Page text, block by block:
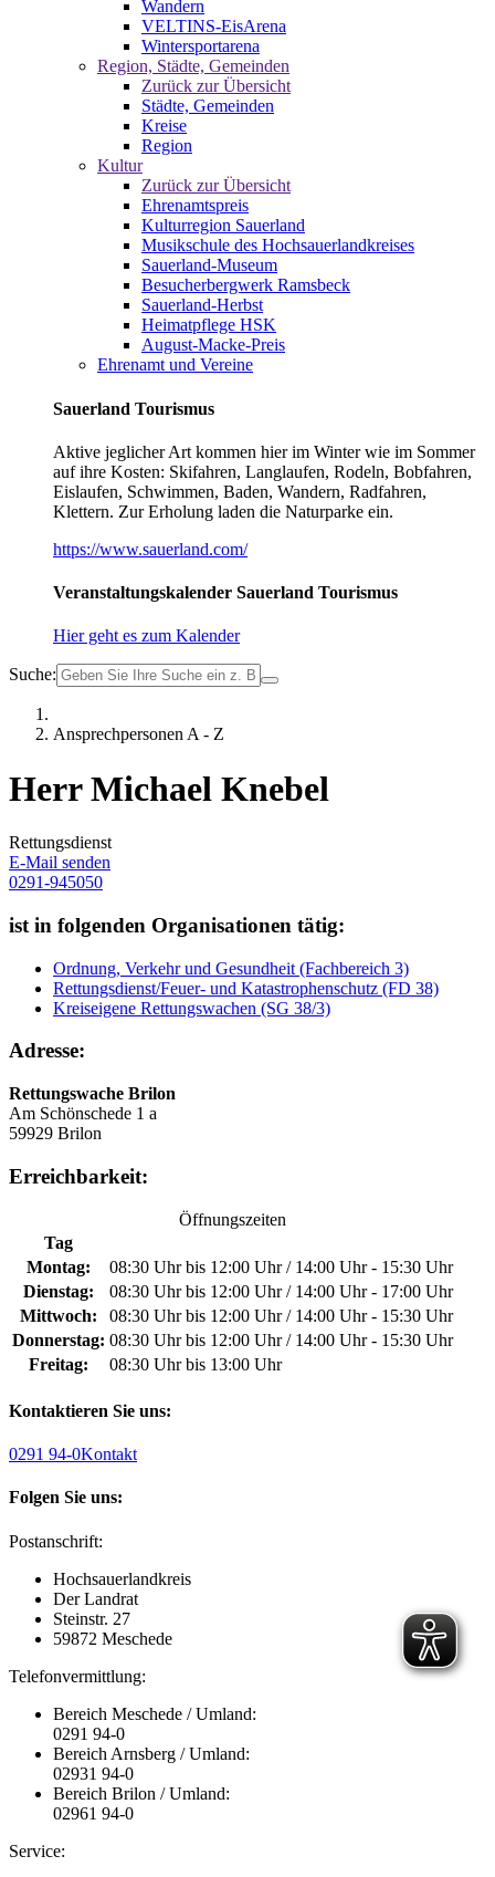
Wandern
VELTINS-EisArena
Wintersportarena
Region, Städte, Gemeinden
Zurück zur Übersicht
Städte, Gemeinden
Kreise
Region
Kultur
Zurück zur Übersicht
Ehrenamtspreis
Kulturregion Sauerland
Musikschule des Hochsauerlandkreises
Sauerland-Museum
Besucherbergwerk Ramsbeck
Sauerland-Herbst
Heimatpflege HSK
August-Macke-Preis
Ehrenamt und Vereine
Sauerland Tourismus
Aktive jeglicher Art kommen hier im Winter wie im Sommer
auf ihre Kosten: Skifahren, Langlaufen, Rodeln, Bobfahren,
Eislaufen, Schwimmen, Baden, Wandern, Radfahren,
Klettern. Zur Erholung laden die Naturparke ein.
https://www.sauerland.com/
Veranstaltungskalender Sauerland Tourismus
Hier geht es zum Kalender
Suche:
Ansprechpersonen A - Z
Herr Michael Knebel
Rettungsdienst
E-Mail senden
0291-945050
ist in folgenden Organisationen tätig:
Ordnung, Verkehr und Gesundheit (Fachbereich 3)
Rettungsdienst/Feuer- und Katastrophenschutz (FD 38)
Kreiseigene Rettungswachen (SG 38/3)
Adresse:
Rettungswache Brilon
Am Schönschede 1 a
59929 Brilon
Erreichbarkeit:
Öffnungszeiten
Tag
Montag:
08:30 Uhr bis 12:00 Uhr / 14:00 Uhr - 15:30 Uhr
Dienstag:
08:30 Uhr bis 12:00 Uhr / 14:00 Uhr - 17:00 Uhr
Mittwoch:
08:30 Uhr bis 12:00 Uhr / 14:00 Uhr - 15:30 Uhr
Donnerstag: 08:30 Uhr bis 12:00 Uhr / 14:00 Uhr - 15:30 Uhr
Freitag:
08:30 Uhr bis 13:00 Uhr
Kontaktieren Sie uns:
0291 94-0Kontakt
Folgen Sie uns:
Postanschrift:
Hochsauerlandkreis
Der Landrat
Steinstr. 27
59872 Meschede
Telefonvermittlung:
Bereich Meschede / Umland:
0291 94-0
Bereich Arnsberg / Umland:
02931 94-0
Bereich Brilon / Umland:
02961 94-0
Service: